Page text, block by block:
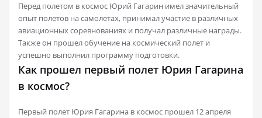
Перед полетом в космос Юрий Гагарин имел значительный
опыт полетов на самолетах, принимал участие в различных
авиационных соревнованиях и получал различные награды.
Также он прошел обучение на космический полет и
успешно выполнил программу подготовки.
Как прошел первый полет Юрия Гагарина
в космос?
Первый полет Юрия Гагарина в космос прошел 12 апреля